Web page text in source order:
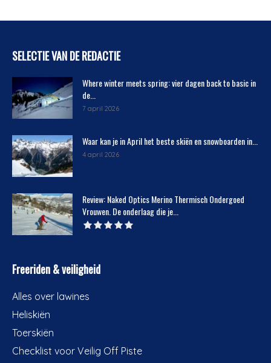
SELECTIE VAN DE REDACTIE
Where winter meets spring: vier dagen back to basic in
de...
7 april 2026
Waar kan je in April het beste skiën en snowboarden in...
4 april 2026
Review: Naked Optics Merino Thermisch Ondergoed
Vrouwen. De onderlaag die je...
Freeriden & veiligheid
Alles over lawines
Heliskiën
Toerskiën
Checklist voor Veilig Off Piste